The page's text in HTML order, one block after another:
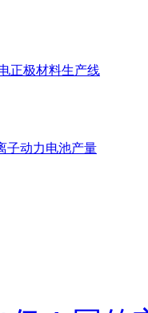
正极材料生产线
子动力电池产量